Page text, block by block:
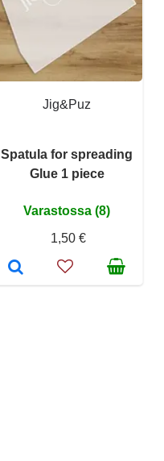
Jig&Puz
Spatula for spreading
Glue 1 piece
Varastossa (8)
1,50 €